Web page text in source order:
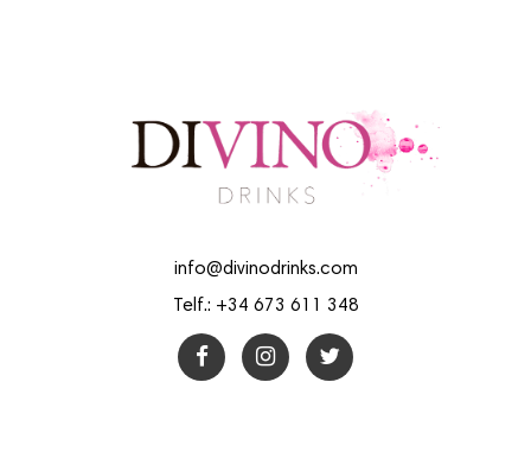
info@divinodrinks.com
Telf.: +34 673 611 348